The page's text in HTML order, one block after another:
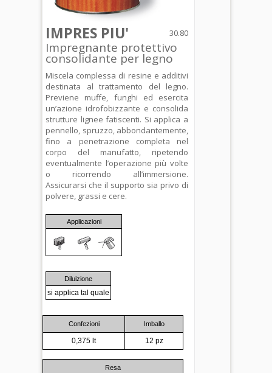
30.80
IMPRES PIU'
Impregnante protettivo
consolidante per legno
Miscela complessa di resine e additivi
destinata al trattamento del legno.
Previene muffe, funghi ed esercita
un’azione idrofobizzante e consolida
strutture lignee fatiscenti. Si applica a
pennello, spruzzo, abbondantemente,
fino a penetrazione completa nel
corpo del manufatto, ripetendo
eventualmente l’operazione più volte
o ricorrendo all’immersione.
Assicurarsi che il supporto sia privo di
polvere, grassi e cere.
Applicazioni
Diluizione
si applica tal quale
Confezioni Imballo
0,375 lt 12 pz
Resa